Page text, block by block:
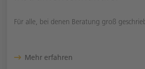
Für alle, bei denen Beratung groß
Mehr erfahren